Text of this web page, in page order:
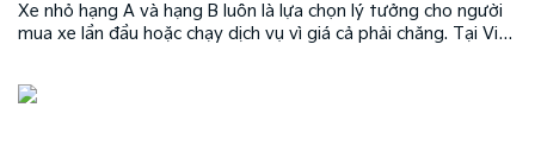
Xe nhỏ hạng A và hạng B luôn là lựa chọn lý tưởng cho người
mua xe lần đầu hoặc chạy dịch vụ vì giá cả phải chăng. Tại Việt
thống trị trong khi không ai có thể vượt qua xe Nhật ở sân
chơi hạng B.